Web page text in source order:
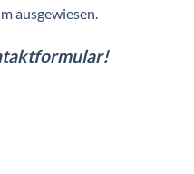
ausgewiesen.